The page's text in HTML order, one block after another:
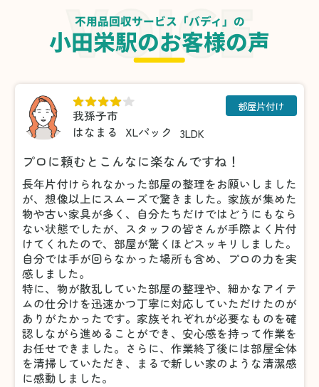
不用品回収サービス「バディ」の
小田栄駅のお客様の声
我孫子市
はなまる
XLパック 3LDK
部屋片付け
プロに頼むとこんなに楽なんですね！
長年片付けられなかった部屋の整理をお願いしました
が、想像以上にスムーズで驚きました。家族が集めた
物や古い家具が多く、自分たちだけではどうにもなら
ない状態でしたが、スタッフの皆さんが手際よく片付
けてくれたので、部屋が驚くほどスッキリしました。
自分では手が回らなかった場所も含め、プロの力を実
感しました。
特に、物が散乱していた部屋の整理や、細かなアイテ
ムの仕分けを迅速かつ丁寧に対応していただけたのが
ありがたかったです。家族それぞれが必要なものを確
認しながら進めることができ、安心感を持って作業を
お任せできました。さらに、作業終了後には部屋全体
を清掃していただき、まるで新しい家のような清潔感
に感動しました。